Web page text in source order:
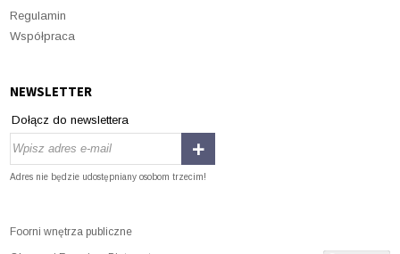
Regulamin
Współpraca
NEWSLETTER
Dołącz do newslettera
Adres nie będzie udostępniany osobom trzecim!
Foorni wnętrza publiczne